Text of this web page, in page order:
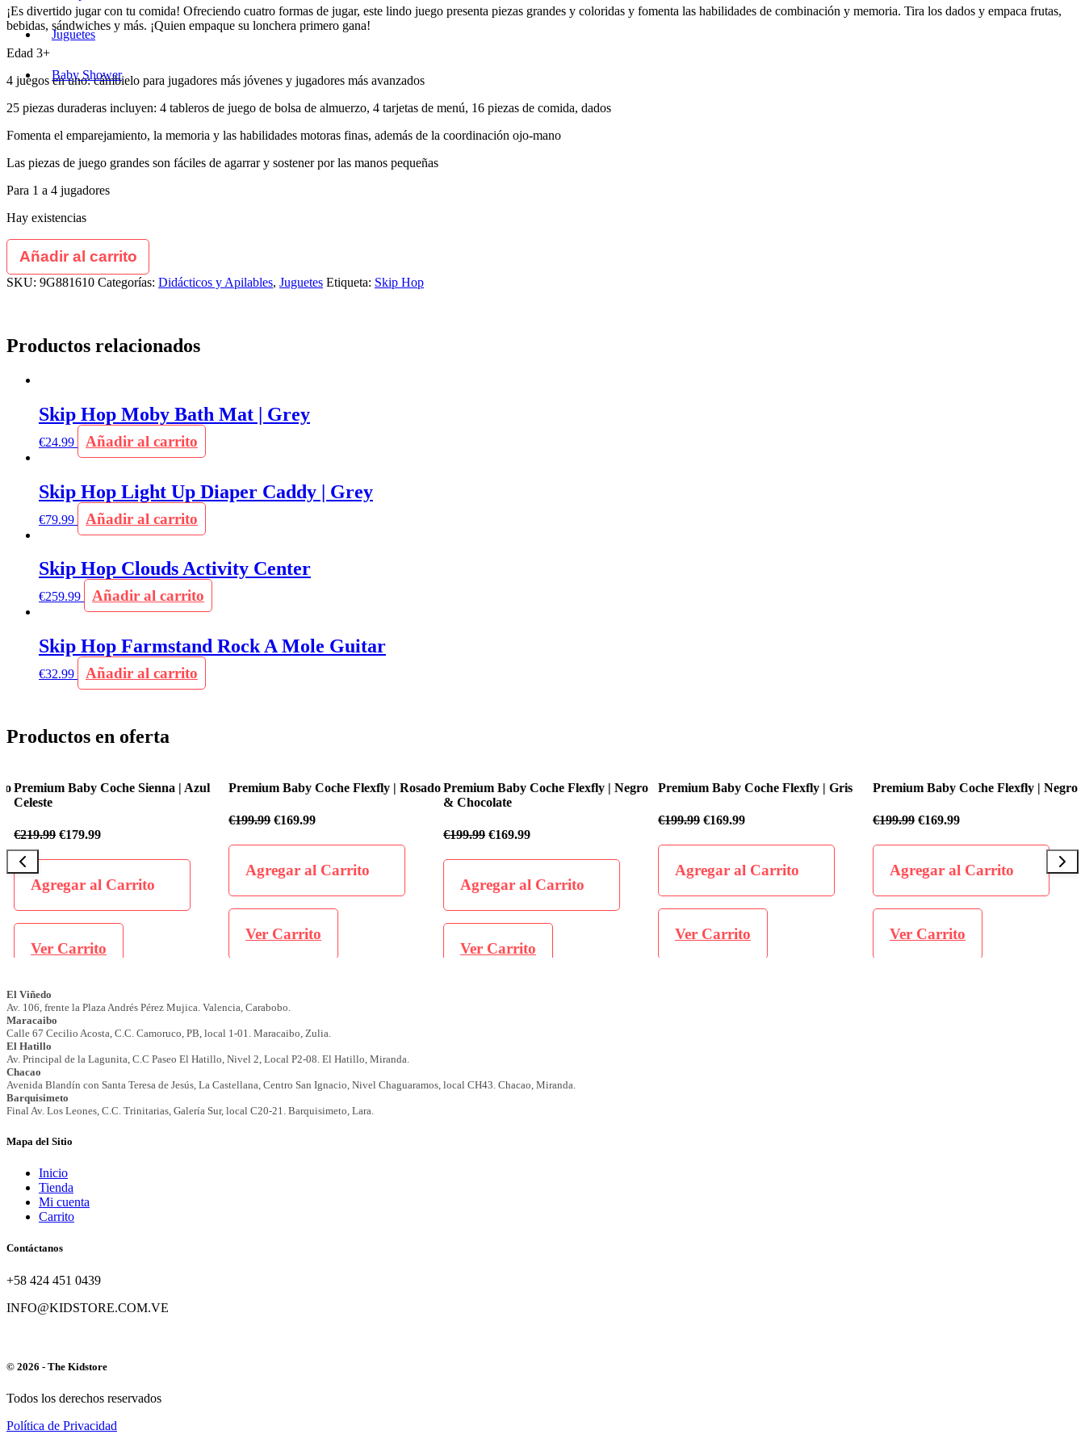
Juguetes
Baby Shower
¡Es divertido jugar con tu comida! Ofreciendo cuatro formas de jugar, este lindo juego presenta piezas grandes y coloridas y fomenta las habilidades de combinación y memoria. Tira los dados y empaca frutas,
bebidas, sándwiches y más. ¡Quien empaque su lonchera primero gana!
Edad 3+
4 juegos en uno: cámbielo para jugadores más jóvenes y jugadores más avanzados
25 piezas duraderas incluyen: 4 tableros de juego de bolsa de almuerzo, 4 tarjetas de menú, 16 piezas de comida, dados
Fomenta el emparejamiento, la memoria y las habilidades motoras finas, además de la coordinación ojo-mano
Las piezas de juego grandes son fáciles de agarrar y sostener por las manos pequeñas
Para 1 a 4 jugadores
Hay existencias
Añadir al carrito
SKU: 9G881610 Categorías: Didácticos y Apilables, Juguetes Etiqueta: Skip Hop
Productos relacionados
Skip Hop Moby Bath Mat | Grey
€24.99 Añadir al carrito
Skip Hop Light Up Diaper Caddy | Grey
€79.99 Añadir al carrito
Skip Hop Clouds Activity Center
€259.99 Añadir al carrito
Skip Hop Farmstand Rock A Mole Guitar
€32.99 Añadir al carrito
Productos en oferta
Premium Baby Coche Sienna | Azul
Celeste
219.99 € 179.99
Agregar al Carrito
Ver Carrito
Premium Baby Coche Flexfly | Rosado
199.99 € 169.99
Agregar al Carrito
Ver Carrito
Premium Baby Coche Flexfly | Negro
& Chocolate
199.99 € 169.99
Agregar al Carrito
Ver Carrito
Premium Baby Coche Flexfly | Gris
199.99 € 169.99
Agregar al Carrito
Ver Carrito
Premium Baby Coche Flexfly | Negro
199.99 € 169.99
Agregar al Carrito
Ver Carrito
Mapa del Sitio
Inicio
Tienda
Mi cuenta
Carrito
Contáctanos
+58 424 451 0439
INFO@KIDSTORE.COM.VE
© 2026 - The Kidstore
Todos los derechos reservados
Política de Privacidad